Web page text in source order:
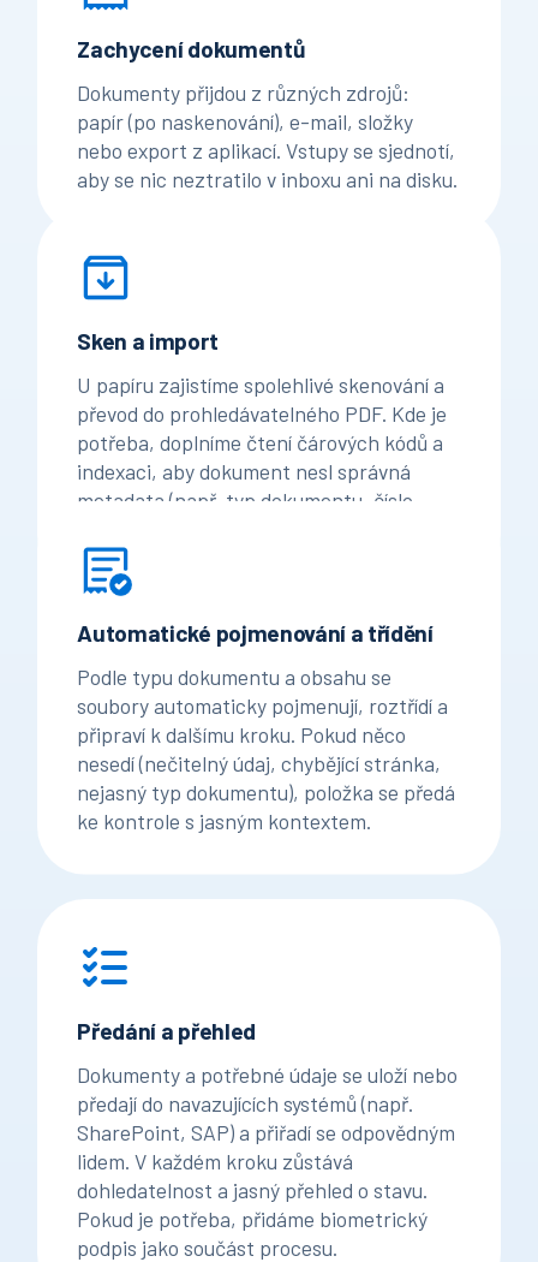
Zachycení dokumentů
Dokumenty přijdou z různých zdrojů:
papír (po naskenování), e-mail, složky
nebo export z aplikací. Vstupy se sjednotí,
aby se nic neztratilo v inboxu ani na disku.
Sken a import
U papíru zajistíme spolehlivé skenování a
převod do prohledávatelného PDF. Kde je
potřeba, doplníme čtení čárových kódů a
indexaci, aby dokument nesl správná
metadata (např. typ dokumentu, číslo,
Automatické pojmenování a třídění
Podle typu dokumentu a obsahu se
soubory automaticky pojmenují, roztřídí a
připraví k dalšímu kroku. Pokud něco
nesedí (nečitelný údaj, chybějící stránka,
nejasný typ dokumentu), položka se předá
ke kontrole s jasným kontextem.
Předání a přehled
Dokumenty a potřebné údaje se uloží nebo
předají do navazujících systémů (např.
SharePoint, SAP) a přiřadí se odpovědným
lidem. V každém kroku zůstává
dohledatelnost a jasný přehled o stavu.
Pokud je potřeba, přidáme biometrický
podpis jako součást procesu.